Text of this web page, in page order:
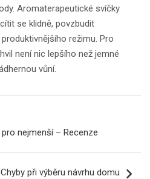
Aromaterapeutické svíčky
se klidně, povzbudit
režimu. Pro
není nic lepšího než jemné
vůní.
nejmenší – Recenze
Chyby při výběru návrhu domu